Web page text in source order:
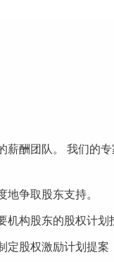
酬团队。
我们的
争取股东支持。
构股东的股权计划
股权激励计划提案